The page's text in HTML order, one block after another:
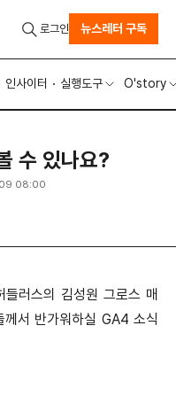
인사이터 실행도구 O'story
로그인 뉴스레터 구독
수 있나요?
08:00
러스의 김성원 그로스 매
께서 반가워하실 GA4 소식